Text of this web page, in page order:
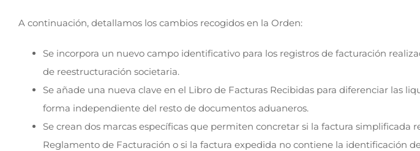
A continuación, detallamos los cambios recogidos en la Orden:
Se incorpora un nuevo campo identificativo para los registros de facturación
de reestructuración societaria.
Se añade una nueva clave en el Libro de Facturas Recibidas para diferenciar las
forma independiente del resto de documentos aduaneros.
Se crean dos marcas específicas que permiten concretar si la factura
Reglamento de Facturación o si la factura expedida no contiene la identificación